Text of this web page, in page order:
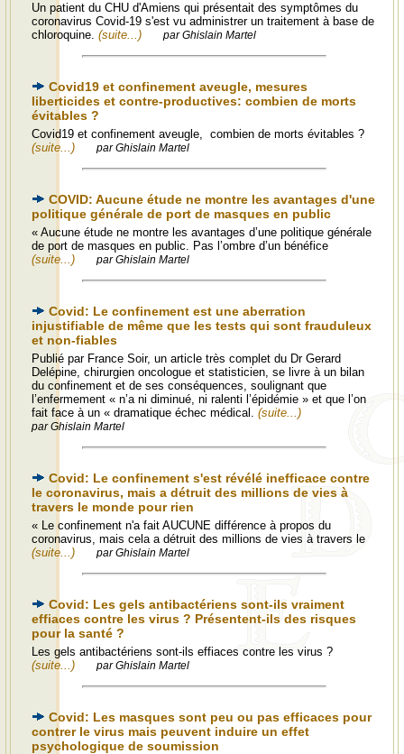
Un patient du CHU d'Amiens qui présentait des symptômes du
coronavirus Covid-19 s'est vu administrer un traitement à base de
chloroquine. (suite...) par Ghislain Martel
Covid19 et confinement aveugle, mesures
liberticides et contre-productives: combien de morts
évitables ?
Covid19 et confinement aveugle, combien de morts évitables ?
(suite...)
par Ghislain Martel
COVID: Aucune étude ne montre les avantages d'une
politique générale de port de masques en public
« Aucune étude ne montre les avantages d’une politique générale
de port de masques en public. Pas l’ombre d’un bénéfice
(suite...)
par Ghislain Martel
Covid: Le confinement est une aberration
injustifiable de même que les tests qui sont frauduleux
et non-fiables
Publié par France Soir, un article très complet du Dr Gerard
Delépine, chirurgien oncologue et statisticien, se livre à un bilan
du confinement et de ses conséquences, soulignant que
l’enfermement « n’a ni diminué, ni ralenti l’épidémie » et que l’on
fait face à un « dramatique échec médical. (suite...)
par Ghislain Martel
Covid: Le confinement s'est révélé inefficace contre
le coronavirus, mais a détruit des millions de vies à
travers le monde pour rien
« Le confinement n'a fait AUCUNE différence à propos du
coronavirus, mais cela a détruit des millions de vies à travers le
(suite...)
par Ghislain Martel
Covid: Les gels antibactériens sont-ils vraiment
effiaces contre les virus ? Présentent-ils des risques
pour la santé ?
Les gels antibactériens sont-ils effiaces contre les virus ?
(suite...)
par Ghislain Martel
Covid: Les masques sont peu ou pas efficaces pour
contrer le virus mais peuvent induire un effet
psychologique de soumission